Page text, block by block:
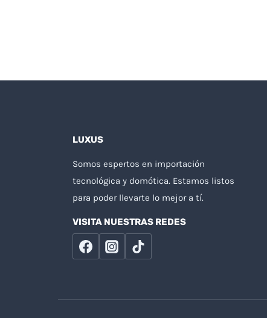
LUXUS
Somos espertos en importación
tecnológica y domótica. Estamos listos
para poder llevarte lo mejor a tí.
VISITA NUESTRAS REDES